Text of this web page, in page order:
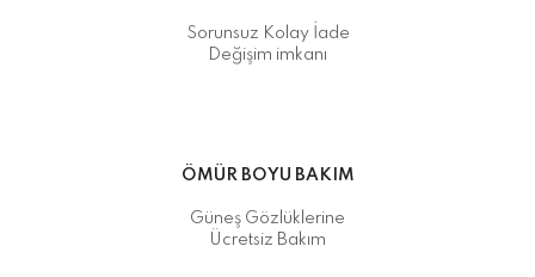
Sorunsuz Kolay İade
Değişim imkanı
ÖMÜR BOYU BAKIM
Güneş Gözlüklerine
Ücretsiz Bakım